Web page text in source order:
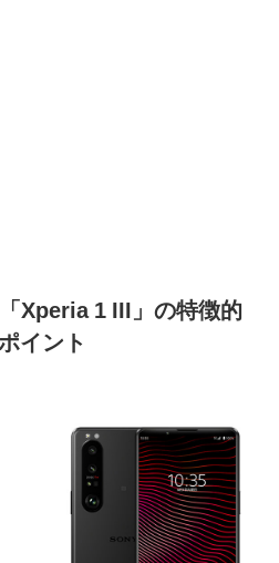
Xperia 1 III」の特徴的
イント